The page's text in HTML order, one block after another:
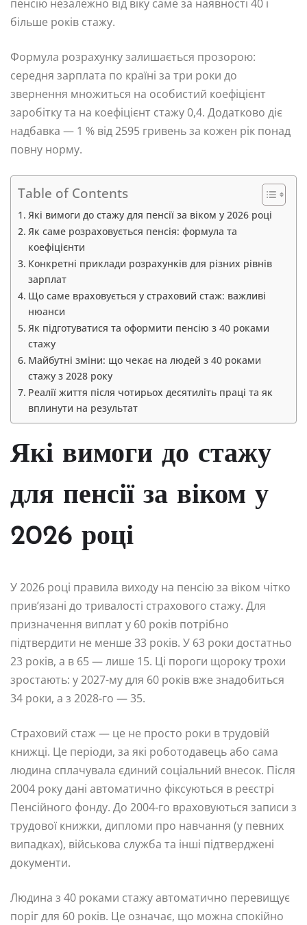
пенсію незалежно від віку саме за наявності 40 і
більше років стажу.
Формула розрахунку залишається прозорою:
середня зарплата по країні за три роки до
звернення множиться на особистий коефіцієнт
заробітку та на коефіцієнт стажу 0,4. Додатково діє
надбавка — 1 % від 2595 гривень за кожен рік понад
повну норму.
Table of Contents
Які вимоги до стажу для пенсії за віком у 2026 році
Як саме розраховується пенсія: формула та
коефіцієнти
Конкретні приклади розрахунків для різних рівнів
зарплат
Що саме враховується у страховий стаж: важливі
нюанси
Як підготуватися та оформити пенсію з 40 роками
стажу
Майбутні зміни: що чекає на людей з 40 роками
стажу з 2028 року
Реалії життя після чотирьох десятиліть праці та як
вплинути на результат
Які вимоги до стажу
для пенсії за віком у
2026 році
У 2026 році правила виходу на пенсію за віком чітко
прив’язані до тривалості страхового стажу. Для
призначення виплат у 60 років потрібно
підтвердити не менше 33 років. У 63 роки достатньо
23 років, а в 65 — лише 15. Ці пороги щороку трохи
зростають: у 2027-му для 60 років вже знадобиться
34 роки, а з 2028-го — 35.
Страховий стаж — це не просто роки в трудовій
книжці. Це періоди, за які роботодавець або сама
людина сплачувала єдиний соціальний внесок. Після
2004 року дані автоматично фіксуються в реєстрі
Пенсійного фонду. До 2004-го враховуються записи з
трудової книжки, дипломи про навчання (у певних
випадках), військова служба та інші підтверджені
документи.
Людина з 40 роками стажу автоматично перевищує
поріг для 60 років. Це означає, що можна спокійно